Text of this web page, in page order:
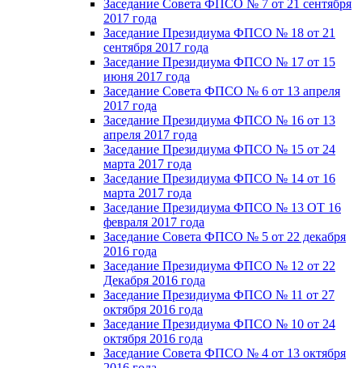
Заседание Совета ФПСО № 7 от 21 сентября
2017 года
Заседание Президиума ФПСО № 18 от 21
сентября 2017 года
Заседание Президиума ФПСО № 17 от 15
июня 2017 года
Заседание Совета ФПСО № 6 от 13 апреля
2017 года
Заседание Президиума ФПСО № 16 от 13
апреля 2017 года
Заседание Президиума ФПСО № 15 от 24
марта 2017 года
Заседание Президиума ФПСО № 14 от 16
марта 2017 года
Заседание Президиума ФПСО № 13 ОТ 16
февраля 2017 года
Заседание Совета ФПСО № 5 от 22 декабря
2016 года
Заседание Президиума ФПСО № 12 от 22
Декабря 2016 года
Заседание Президиума ФПСО № 11 от 27
октября 2016 года
Заседание Президиума ФПСО № 10 от 24
октября 2016 года
Заседание Совета ФПСО № 4 от 13 октября